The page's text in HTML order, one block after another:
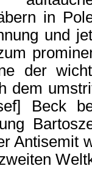
in
und
der
dem
Beck
Antisemit